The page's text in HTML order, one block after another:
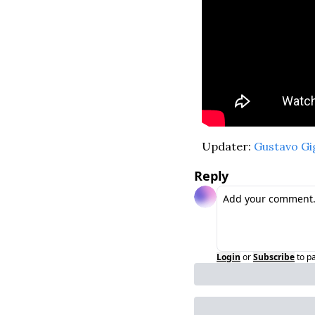
Updater: Gustavo
Reply
Login orSubscribeto